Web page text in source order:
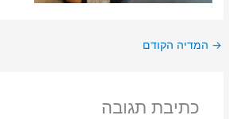
→ המדיה הקודם
כתיבת תגובה